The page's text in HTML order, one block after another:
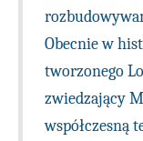
Obecnie w
tworzonego
zwiedzający
współczesną